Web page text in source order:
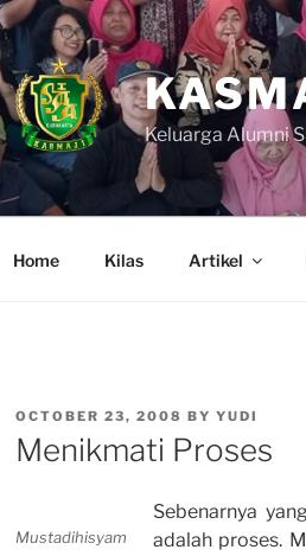
Keluarga Alumni
Home Kilas Artikel
POSTED
ON
OCTOBER 23, 2008 BY YUDI
Menikmati Proses
Mustadihisyam
Sebenarnya
adalah proses.